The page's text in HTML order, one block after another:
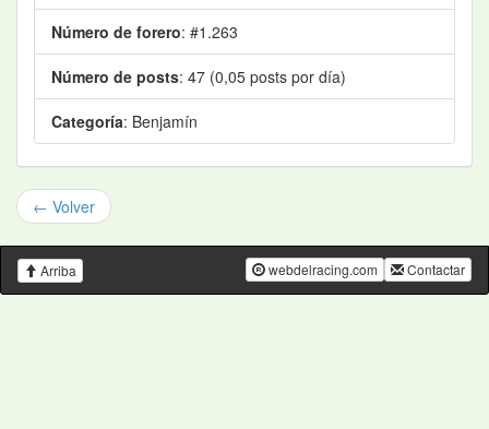
Número de forero: #1.263
Número de posts: 47 (0,05 posts por día)
Categoría: Benjamín
← Volver
Contactar
webdelracing.com
Arriba